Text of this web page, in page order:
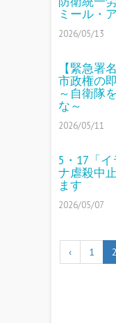
ミール・
2026/05/13
【緊急署
市政権の
～自衛隊
な～
2026/05/11
5・17「イ
ナ虐殺中
ます
2026/05/07
‹ 1 2